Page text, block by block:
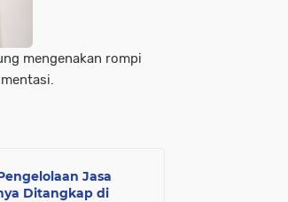
mengenakan rompi
Jasa
Ditangkap di